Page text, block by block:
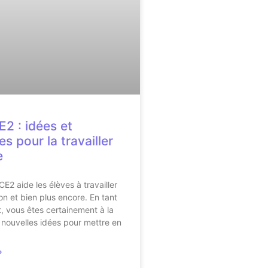
: idées et
pour la travailler
aide les élèves à travailler
et bien plus encore. En tant
vous êtes certainement à la
idées pour mettre en